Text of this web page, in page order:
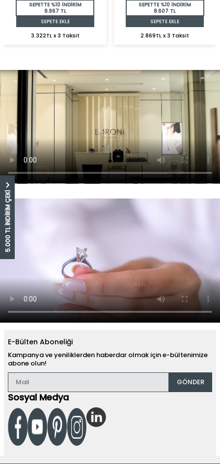
5.000 TL İNDİRİM ÇEKİ
SEPETTE %10 İNDİRİM
9.967 TL
SEPETE EKLE
3.322TL x 3 Taksit
SEPETTE %10 İNDİRİM
8.607 TL
SEPETE EKLE
2.869TL x 3 Taksit
E-Bülten Aboneliği
Kampanya ve yeniliklerden haberdar olmak için e-bültenimize
abone olun!
GÖNDER
Sosyal Medya